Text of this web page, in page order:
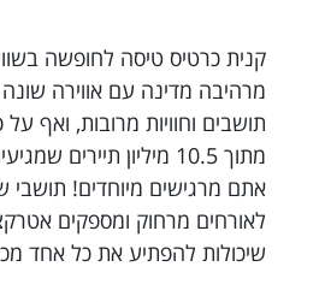
קנית כרטיס טיסה לחופשה
תושבים וחוויות מרובות, ואף
מתוך 10.5 מיליון
אתם מרגישים מיוחדים! תושבי
לאורחים מרחוק ומספקים
שיכולות להפתיע את כל אחד